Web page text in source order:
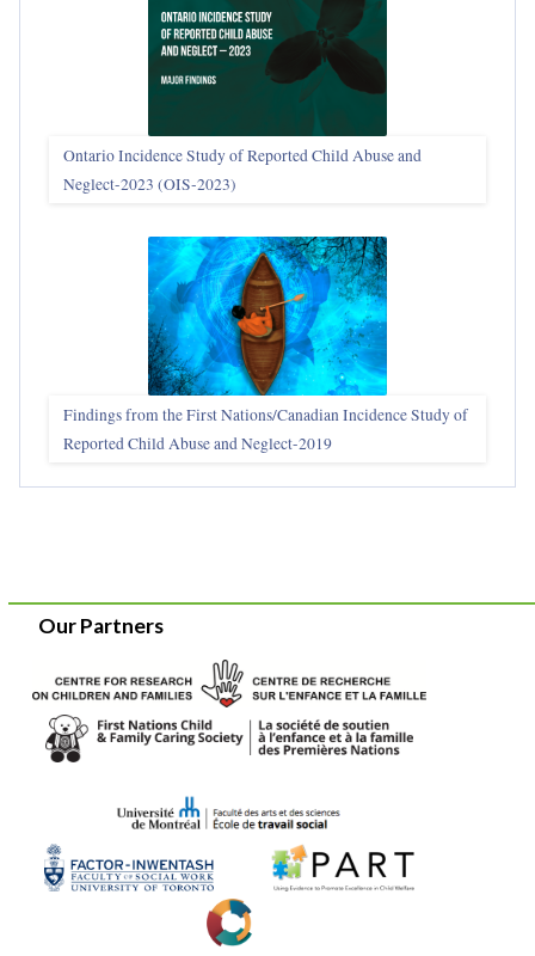
Ontario Incidence Study of Reported Child Abuse and
Neglect-2023 (OIS‑2023)
Findings from the First Nations/Canadian Incidence Study of
Reported Child Abuse and Neglect-2019
Our Partners